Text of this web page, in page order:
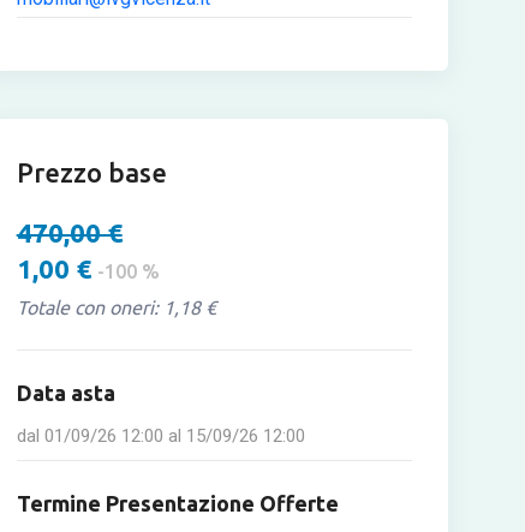
Prezzo base
470,00 €
1,00 € -100 %
Totale con oneri: 1,18 €
Data asta
dal 01/09/26 12:00 al 15/09/26 12:00
Termine Presentazione Offerte